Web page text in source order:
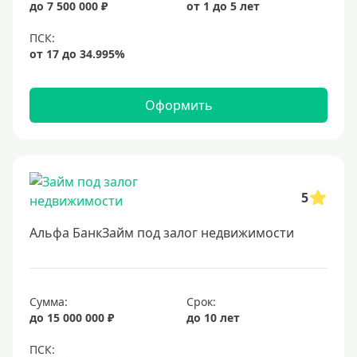
7%
9%
10%
12%
13%
14%
17%
18%
19%
до 7 500 000 ₽
от 1 до 5 лет
Оформить
5
Альфа БанкЗайм под залог недвижимости
Сумма:
до 15 000 000 ₽
Срок:
до 10 лет